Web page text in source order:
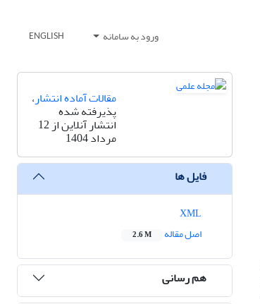
ورود به سامانه ENGLISH
مقالات آماده انتشار،
پذیرفته شده
انتشار آنلاین از 12
مرداد 1404
فایل ها
اصل مقاله
2.6 M
هم رسانی